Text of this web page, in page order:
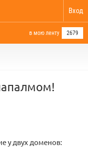
Вход
в мою ленту 2679
у двух доменов: